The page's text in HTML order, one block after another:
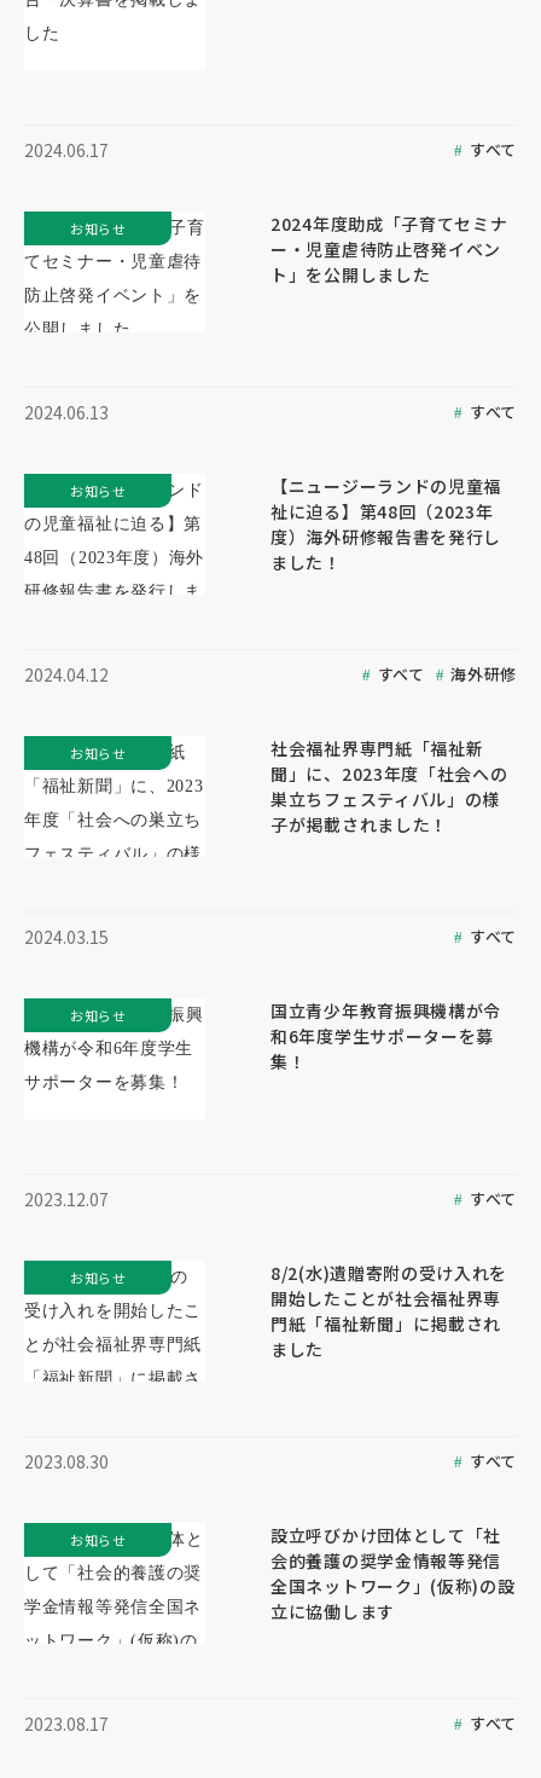
2024.06.17 すべて
2024年度助成「子育てセミナ
ー・児童虐待防止啓発イベン
ト」を公開しました
2024.06.13 すべて
お知らせ
【ニュージーランドの児童福
祉に迫る】第48回（2023年
度）海外研修報告書を発行し
ました！
2024.04.12 すべて 海外研修
お知らせ
社会福祉界専門紙「福祉新
聞」に、2023年度「社会への
巣立ちフェスティバル」の様
子が掲載されました！
2024.03.15 すべて
お知らせ
国立青少年教育振興機構が令
和6年度学生サポーターを募
集！
2023.12.07 すべて
お知らせ
8/2(水)遺贈寄附の受け入れを
開始したことが社会福祉界専
門紙「福祉新聞」に掲載され
ました
2023.08.30 すべて
お知らせ
設立呼びかけ団体として「社
会的養護の奨学金情報等発信
全国ネットワーク」(仮称)の設
立に協働します
2023.08.17 すべて
お知らせ